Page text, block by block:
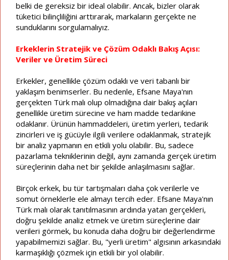
belki de gereksiz bir ideal olabilir. Ancak, bizler olarak
tüketici bilinçliliğini arttırarak, markaların gerçekte ne
sunduklarını sorgulamalıyız.
Erkeklerin Stratejik ve Çözüm Odaklı Bakış Açısı:
Veriler ve Üretim Süreci
Erkekler, genellikle çözüm odaklı ve veri tabanlı bir
yaklaşım benimserler. Bu nedenle, Efsane Maya'nın
gerçekten Türk malı olup olmadığına dair bakış açıları
genellikle üretim sürecine ve ham madde tedarikine
odaklanır. Ürünün hammaddeleri, üretim yerleri, tedarik
zincirleri ve iş gücüyle ilgili verilere odaklanmak, stratejik
bir analiz yapmanın en etkili yolu olabilir. Bu, sadece
pazarlama tekniklerinin değil, aynı zamanda gerçek üretim
süreçlerinin daha net bir şekilde anlaşılmasını sağlar.
Birçok erkek, bu tür tartışmaları daha çok verilerle ve
somut örneklerle ele almayı tercih eder. Efsane Maya'nın
Türk malı olarak tanıtılmasının ardında yatan gerçekleri,
doğru şekilde analiz etmek ve üretim süreçlerine dair
verileri görmek, bu konuda daha doğru bir değerlendirme
yapabilmemizi sağlar. Bu, "yerli üretim" algısının arkasındaki
karmaşıklığı çözmek için etkili bir yol olabilir.